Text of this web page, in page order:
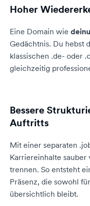
Hoher
Eine Domain wie
Gedächtnis. Du hebst
klassischen .de- oder
gleichzeitig
Bessere
Auftritts
Mit einer separaten
Karriereinhalte
trennen. So entsteht
Präsenz, die sowohl
übersichtlich bleibt.